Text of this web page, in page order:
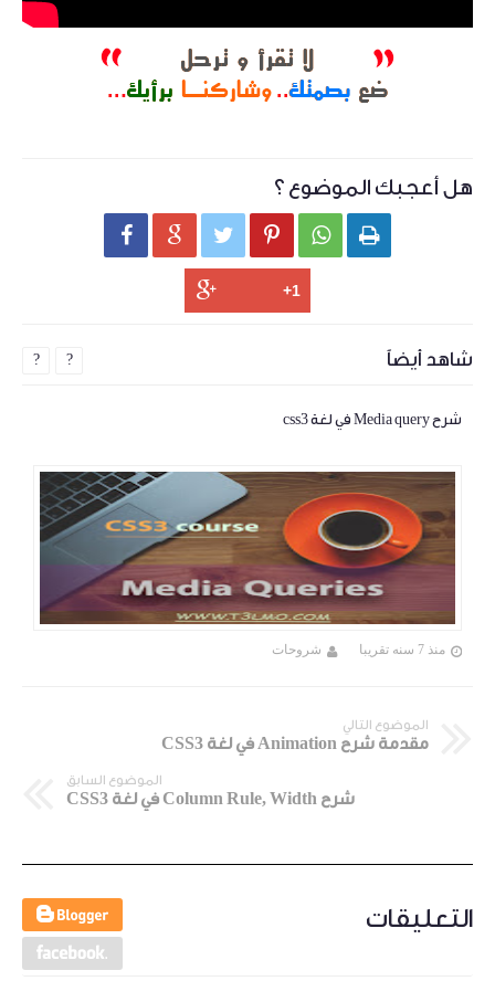
هل أعجبك الموضوع ؟
     
شاهد أيضاً
شرح Media query في لغة css3
منذ 7 سنه تقريبا شروحات
? ?
الموضوع التالي
مقدمة شرح Animation في لغة CSS3
الموضوع السابق
شرح Column Rule, Width في لغة CSS3
التعليقات